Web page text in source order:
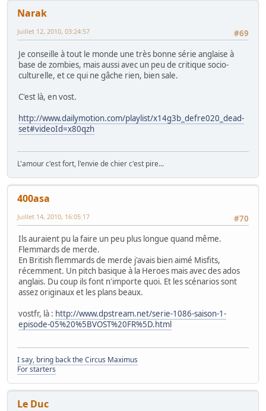
Narak
#69
Juillet 12, 2010, 03:24:57
Je conseille à tout le monde une très bonne série anglaise à
base de zombies, mais aussi avec un peu de critique socio-
culturelle, et ce qui ne gâche rien, bien sale.
C'est là, en vost.
http://www.dailymotion.com/playlist/x14g3b_defre020_dead-
set#videoId=x80qzh
L'amour c'est fort, l'envie de chier c'est pire...
400asa
#70
Juillet 14, 2010, 16:05:17
Ils auraient pu la faire un peu plus longue quand même.
Flemmards de merde.
En British flemmards de merde j'avais bien aimé Misfits,
récemment. Un pitch basique à la Heroes mais avec des ados
anglais. Du coup ils font n'importe quoi. Et les scénarios sont
assez originaux et les plans beaux.
vostfr, là : http://www.dpstream.net/serie-1086-saison-1-
episode-05%20%5BVOST%20FR%5D.html
I say, bring back the Circus Maximus
For starters
Le Duc